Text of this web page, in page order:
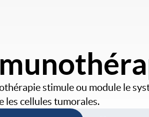
stimule ou module le
les cellules tumorales.